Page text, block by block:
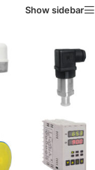
Show sidebar